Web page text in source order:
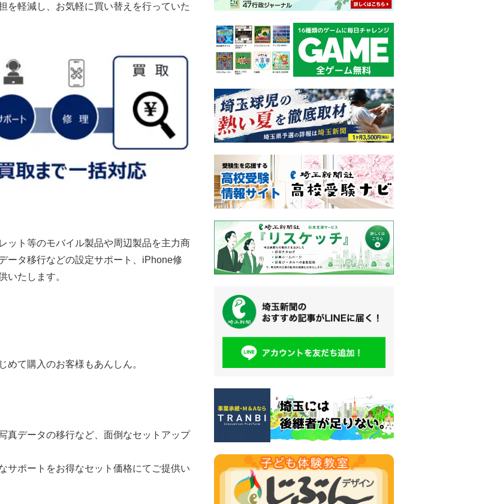
を軽減し、お気軽に買い替えを行っていた
ット等のモバイル製品や周辺製品を主力商
ータ移行などの設定サポート、iPhone修
いたします。
て購入のお客様もあんしん。
真データの移行など、面倒なセットアップ
サポートをお得なセット価格にてご提供い